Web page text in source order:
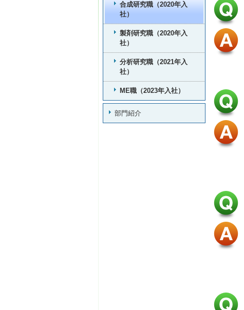
合成研究職（2020年入
社）
製剤研究職（2020年入
社）
分析研究職（2021年入
社）
ME職（2023年入社）
部門紹介